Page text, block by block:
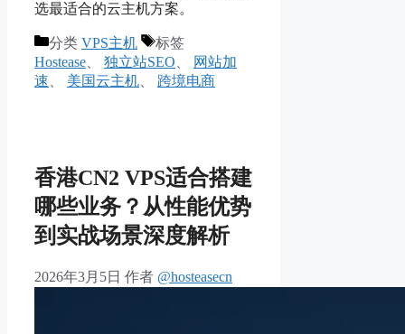
选最适合的云主机方案。
分类 VPS主机
标签
Hostease、 独立站SEO、
网站加
速、 美国云主机、 跨境电商
香港CN2 VPS适合搭建
哪些业务？从性能优势
到实战场景深度解析
2026年3月5日 作者 @hosteasecn